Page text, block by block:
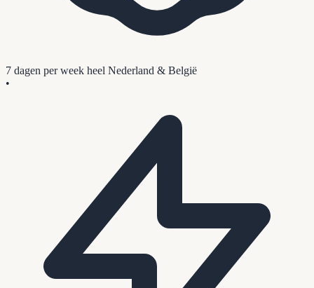
7 dagen per week heel Nederland & België
•